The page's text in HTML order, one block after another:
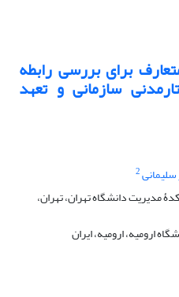
برای بررسی رابطه
سازمانی و تعهد
2
مدیریت دانشگاه تهران، تهران،